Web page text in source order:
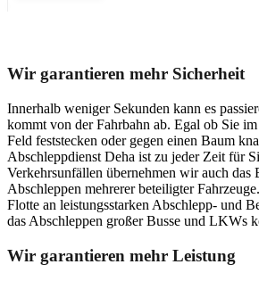
Wir garantieren mehr Sicherheit
Innerhalb weniger Sekunden kann es
kommt von der Fahrbahn ab. Egal ob Sie
Feld feststecken oder gegen einen Baum
Abschleppdienst Deha ist zu jeder Zeit für
Verkehrsunfällen übernehmen wir auch das
Abschleppen mehrerer beteiligter
Flotte an leistungsstarken Abschlepp- und
das Abschleppen großer Busse und LKWs
Wir garantieren mehr Leistung